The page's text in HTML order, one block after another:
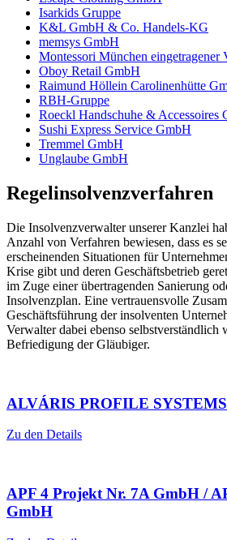
Isarkids Gruppe
K&L GmbH & Co. Handels-KG
memsys GmbH
Montessori München eingetragener
Oboy Retail GmbH
Raimund Höllein Carolinenhütte
RBH-Gruppe
Roeckl Handschuhe &
Sushi Express Service GmbH
Tremmel GmbH
Unglaube GmbH
Regelinsolvenzverfahren
Die Insolvenzverwalter unserer Kanzlei
Anzahl von Verfahren bewiesen, dass es
erscheinenden Situationen für
Krise gibt und deren Geschäftsbetrieb
im Zuge einer übertragenden Sanierung
Insolvenzplan. Eine vertrauensvolle
Geschäftsführung der insolventen
Verwalter dabei ebenso selbstverständlich
Befriedigung der Gläubiger.
ALVÁRIS PROFILE
Zu den Details
APF 4 Projekt Nr. 7A GmbH /
GmbH